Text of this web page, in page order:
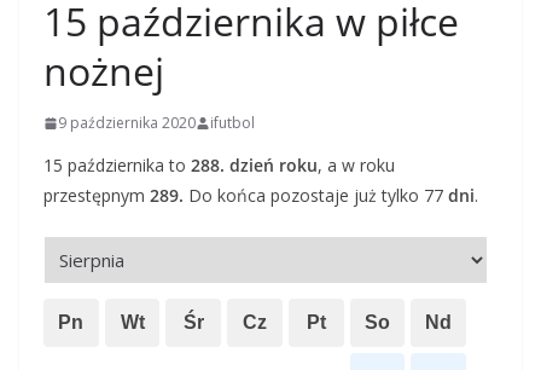
15 października w piłce
nożnej
9 października 2020 ifutbol
15 października to 288. dzień roku, a w roku
przestępnym 289. Do końca pozostaje już tylko 77 dni.
Pn Wt Śr Cz Pt So Nd